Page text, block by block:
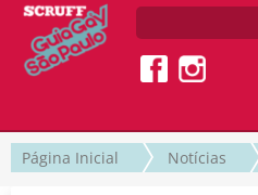
Página Inicial Notícias